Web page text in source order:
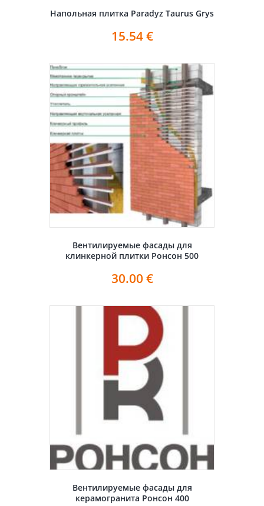
Напольная плитка Paradyz Taurus Grys
15.54€
Вентилируемые фасады для
клинкерной плитки Ронсон 500
30.00 €
Вентилируемые фасады для
керамогранита Ронсон 400